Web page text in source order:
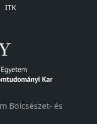
ITK
Bölcsészet- és